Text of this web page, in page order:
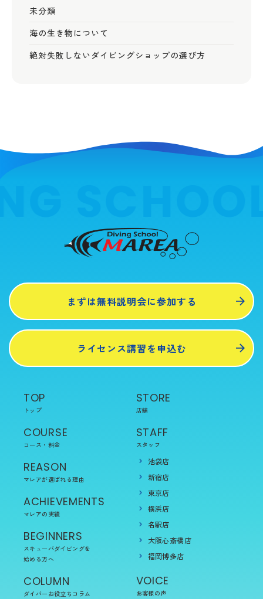
未分類
海の生き物について
絶対失敗しないダイビングショップの選び方
まずは無料説明会に参加する
ライセンス講習を申込む
TOP
トップ
COURSE
コース・料金
REASON
マレアが選ばれる理由
ACHIEVEMENTS
マレアの実績
BEGINNERS
スキューバダイビングを
始める方へ
COLUMN
ダイバーお役立ちコラム
STORE
店舗
STAFF
スタッフ
池袋店
新宿店
東京店
横浜店
名駅店
大阪心斎橋店
福岡博多店
VOICE
お客様の声